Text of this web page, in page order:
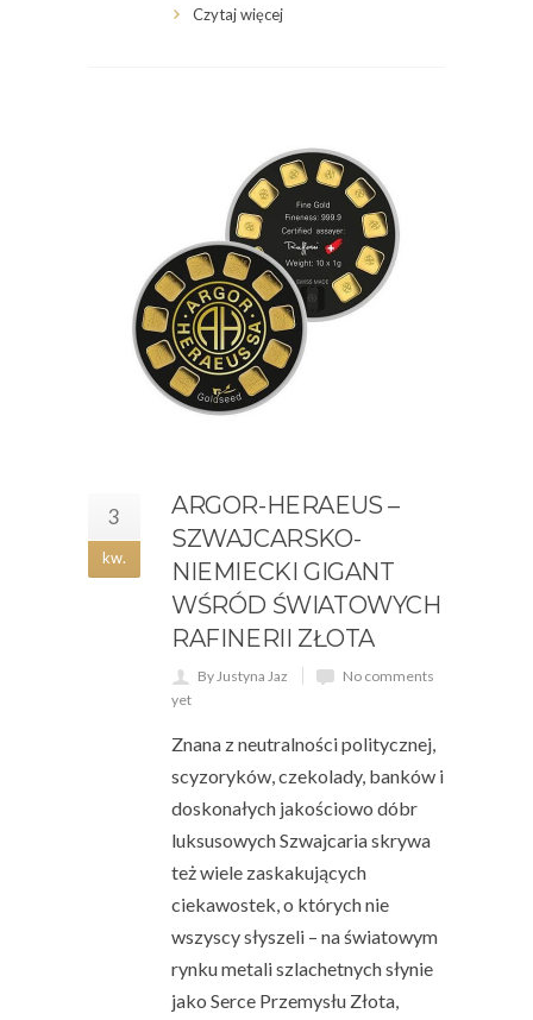
Czytaj więcej
3
kw.
ARGOR-HERAEUS –
SZWAJCARSKO-
NIEMIECKI GIGANT
WŚRÓD ŚWIATOWYCH
RAFINERII ZŁOTA
By Justyna Jaz
No comments
yet
Znana z neutralności politycznej,
scyzoryków, czekolady, banków i
doskonałych jakościowo dóbr
luksusowych Szwajcaria skrywa
też wiele zaskakujących
ciekawostek, o których nie
wszyscy słyszeli – na światowym
rynku metali szlachetnych słynie
jako Serce Przemysłu Złota,